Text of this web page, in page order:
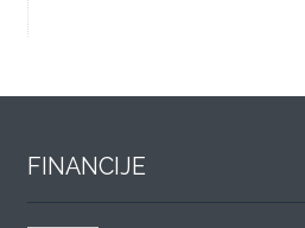
FINANCIJE